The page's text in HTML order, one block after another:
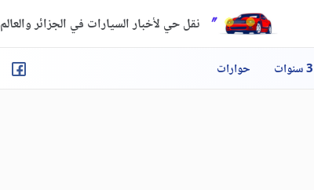
نقل حي لأخبار السيارات في الجزائر والعالم
حوارات